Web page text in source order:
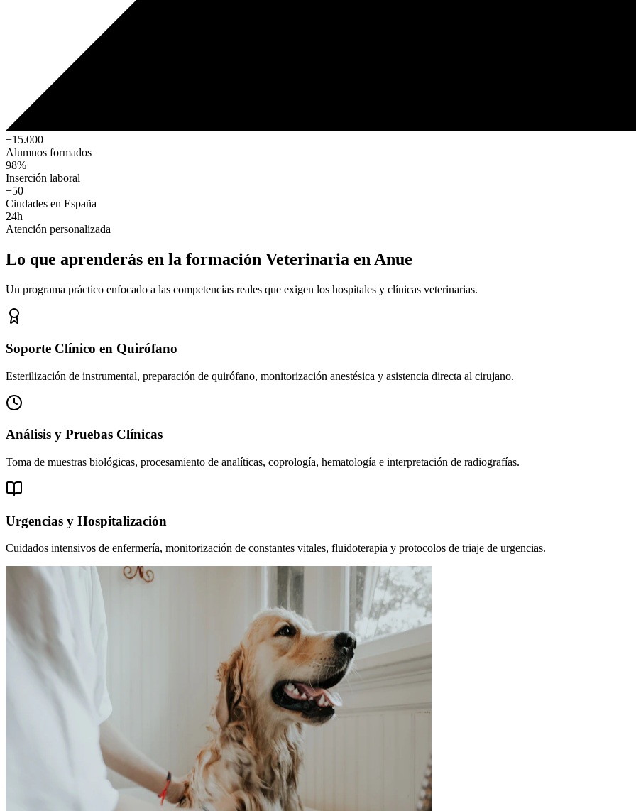
+15.000
Alumnos formados
98%
Inserción laboral
+50
Ciudades en España
24h
Atención personalizada
Lo que aprenderás en la formación Veterinaria en Anue
Un programa práctico enfocado a las competencias reales que exigen los hospitales y clínicas veterinarias.
Soporte Clínico en Quirófano
Esterilización de instrumental, preparación de quirófano, monitorización anestésica y asistencia directa al cirujano.
Análisis y Pruebas Clínicas
Toma de muestras biológicas, procesamiento de analíticas, coprología, hematología e interpretación de radiografías.
Urgencias y Hospitalización
Cuidados intensivos de enfermería, monitorización de constantes vitales, fluidoterapia y protocolos de triaje de urgencias.